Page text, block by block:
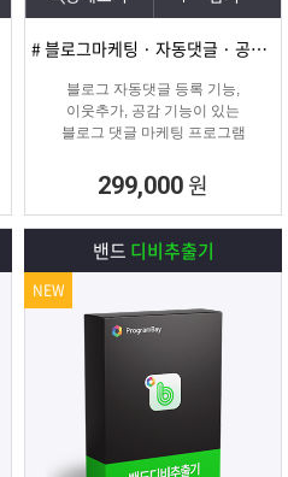
# 블로그마케팅 · 자동댓글 · 공감 · 이웃추가 · 서로이웃추가 · 서이추 · 스크랩
블로그 자동댓글 등록 기능,
이웃추가, 공감 기능이 있는
블로그 댓글 마케팅 프로그램
299,000 원
밴드 디비추출기
NEW